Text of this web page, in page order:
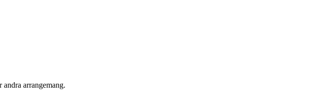
arrangemang.